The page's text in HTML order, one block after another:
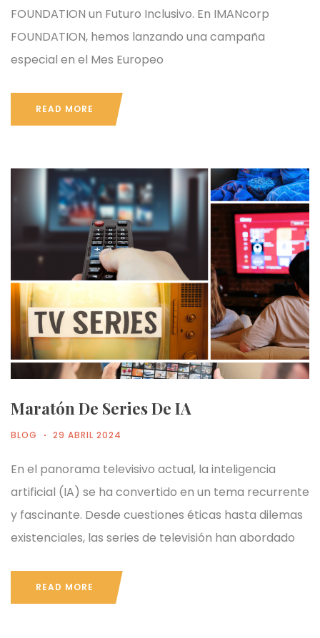
FOUNDATION un Futuro Inclusivo. En IMANcorp
FOUNDATION, hemos lanzando una campaña
especial en el Mes Europeo
READ MORE
Maratón De Series De IA
BLOG 29 ABRIL 2024
En el panorama televisivo actual, la inteligencia
artificial (IA) se ha convertido en un tema recurrente
y fascinante. Desde cuestiones éticas hasta dilemas
existenciales, las series de televisión han abordado
READ MORE